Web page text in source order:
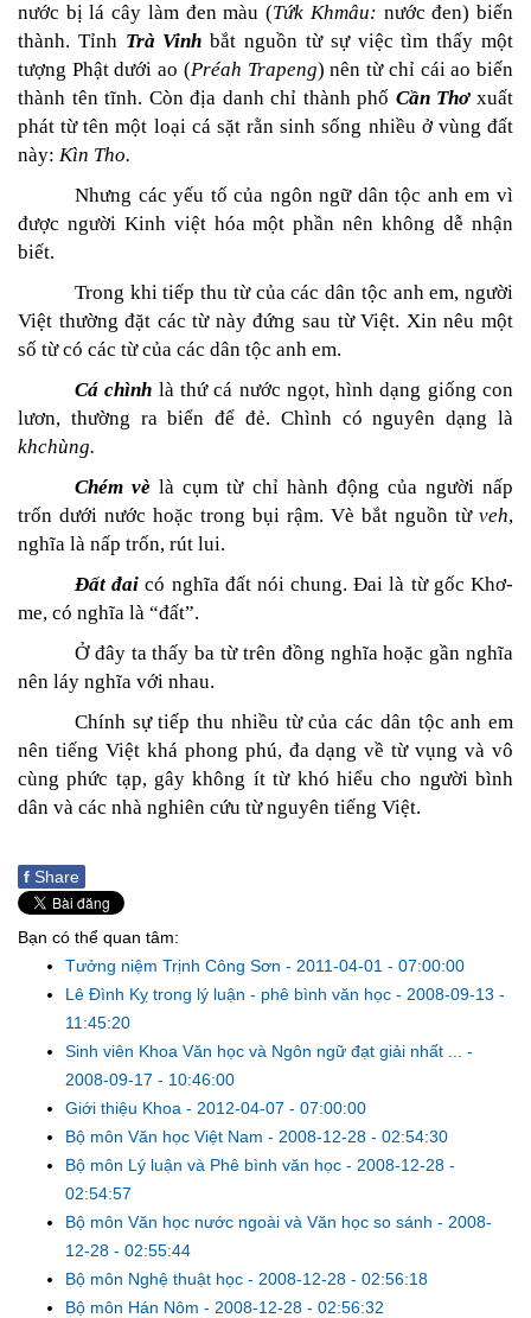
nước bị lá cây làm đen màu (Tứk Khmâu: nước đen) biến
thành. Tỉnh Trà Vinh bắt nguồn từ sự việc tìm thấy một
tượng Phật dưới ao (Préah Trapeng) nên từ chỉ cái ao biến
thành tên tĩnh. Còn địa danh chỉ thành phố Cần Thơxuất
phát từ tên một loại cá sặt rằn sinh sống nhiều ở vùng đất
này: Kìn Tho.
Nhưng các yếu tố của ngôn ngữ dân tộc anh em vì
được người Kinh việt hóa một phần nên không dễ nhận
biết.
Trong khi tiếp thu từ của các dân tộc anh em, người
Việt thường đặt các từ này đứng sau từ Việt. Xin nêu một
số từ có các từ của các dân tộc anh em.
Cá chình là thứ cá nước ngọt, hình dạng giống con
lươn, thường ra biển để đẻ. Chình có nguyên dạng là
khchùng.
Chém vèlà cụm từ chỉ hành động của người nấp
trốn dưới nước hoặc trong bụi rậm. Vè bắt nguồn từ veh,
nghĩa là nấp trốn, rút lui.
Đất đaicó nghĩa đất nói chung. Đai là từ gốc Khơ-
me, có nghĩa là “đất”.
Ở đây ta thấy ba từ trên đồng nghĩa hoặc gần nghĩa
nên láy nghĩa với nhau.
Chính sự tiếp thu nhiều từ của các dân tộc anh em
nên tiếng Việt khá phong phú, đa dạng về từ vụng và vô
cùng phức tạp, gây không ít từ khó hiểu cho người bình
dân và các nhà nghiên cứu từ nguyên tiếng Việt.
f Share
Bạn có thể quan tâm:
Tưởng niệm Trịnh Công Sơn - 2011-04-01 - 07:00:00
Lê Đình Kỵ trong lý luận - phê bình văn học - 2008-09-13 -
11:45:20
Sinh viên Khoa Văn học và Ngôn ngữ đạt giải nhất ... -
2008-09-17 - 10:46:00
Giới thiệu Khoa - 2012-04-07 - 07:00:00
Bộ môn Văn học Việt Nam - 2008-12-28 - 02:54:30
Bộ môn Lý luận và Phê bình văn học - 2008-12-28 -
02:54:57
Bộ môn Văn học nước ngoài và Văn học so sánh - 2008-
12-28 - 02:55:44
Bộ môn Nghệ thuật học - 2008-12-28 - 02:56:18
Bộ môn Hán Nôm - 2008-12-28 - 02:56:32